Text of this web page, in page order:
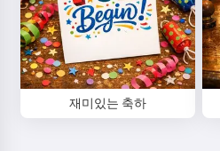
재미있는 축하
동의함: 서비스
개인정보 처리
환불 정책